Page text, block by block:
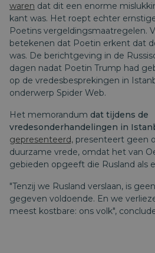
waren dat dit een enorme
kant was. Het roept echter
Poetins vergeldingsmaatregelen.
betekenen dat Poetin erkent dat
was. De berichtgeving in de
dagen nadat Poetin Trump had
op de vredesbesprekingen in
onderwerp Spider Web.
Het memorandum dat tijdens de
vredesonderhandelingen in
gepresenteerd, presenteert geen
duurzame vrede, omdat het van
gebieden opgeeft die Rusland als
"Tenzij we Rusland verslaan, is
gegeven voldoende. En we
meest kostbare: ons volk",